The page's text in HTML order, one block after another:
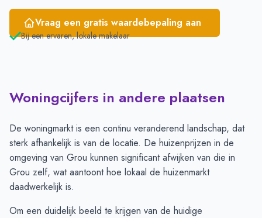
Vraag een gratis waardebepaling aan
Bij een ervaren, lokale makelaar
Woningcijfers in andere plaatsen
De woningmarkt is een continu veranderend landschap, dat
sterk afhankelijk is van de locatie. De huizenprijzen in de
omgeving van Grou kunnen significant afwijken van die in
Grou zelf, wat aantoont hoe lokaal de huizenmarkt
daadwerkelijk is.
Om een duidelijk beeld te krijgen van de huidige